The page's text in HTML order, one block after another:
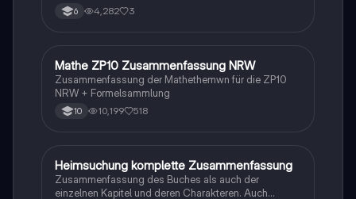
6 4,282 3
Mathe
Mathe ZP10 Zusammenfassung NRW
Zusammenfassung der Mathethemwn für die ZP10
NRW + Formelsammlung
10 10,199 518
Deutsch
Heimsuchung komplette Zusammenfassung
Zusammenfassung des Buches als auch der
einzelnen Kapitel und deren Charakteren. Auch